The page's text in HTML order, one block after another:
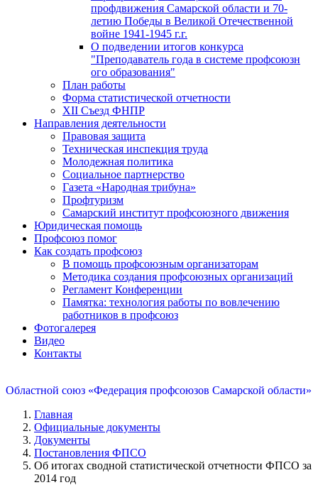
профдвижения Самарской области и 70-
летию Победы в Великой Отечественной
войне 1941-1945 г.г.
О подведении итогов конкурса
"Преподаватель года в системе профсоюзн
ого образования"
План работы
Форма статистической отчетности
XII Съезд ФНПР
Направления деятельности
Правовая защита
Техническая инспекция труда
Молодежная политика
Социальное партнерство
Газета «Народная трибуна»
Профтуризм
Самарский институт профсоюзного движения
Юридическая помощь
Профсоюз помог
Как создать профсоюз
В помощь профсоюзным организаторам
Методика создания профсоюзных организаций
Регламент Конференции
Памятка: технология работы по вовлечению
работников в профсоюз
Фотогалерея
Видео
Контакты
Областной союз «Федерация профсоюзов Самарской области»
Главная
Официальные документы
Документы
Постановления ФПСО
Об итогах сводной статистической отчетности ФПСО за
2014 год